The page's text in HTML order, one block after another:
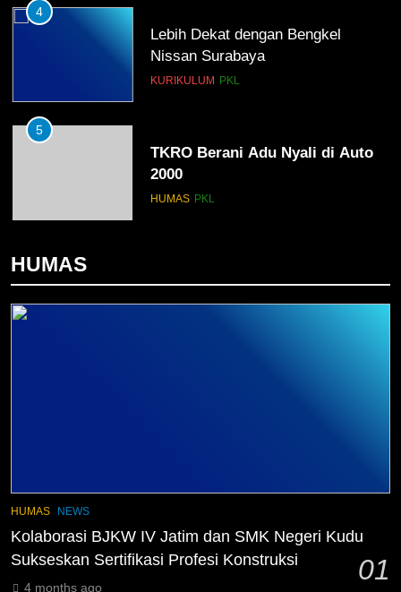
4
Lebih Dekat dengan Bengkel
Nissan Surabaya
KURIKULUM PKL
5
TKRO Berani Adu Nyali di Auto
2000
HUMAS PKL
Surabaya
KURIKULUM PKL
HUMAS
HUMAS NEWS
Kolaborasi BJKW IV Jatim dan SMK Negeri Kudu
Sukseskan Sertifikasi Profesi Konstruksi
01
4 months ago